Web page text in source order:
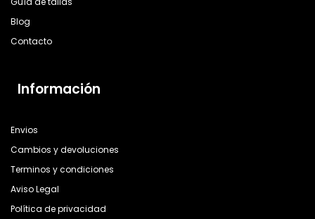
Blog
Contacto
Información
Envios
Cambios y devoluciones
Terminos y condiciones
Aviso Legal
Política de privacidad